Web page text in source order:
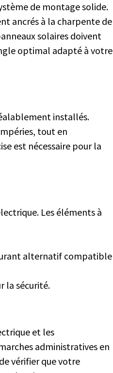
de montage solide.
ancrés à la charpente de
solaires doivent
optimal adapté à votre
installés.
tout en
est nécessaire pour la
Les éléments à
alternatif compatible
la sécurité.
et les
administratives en
vérifier que votre